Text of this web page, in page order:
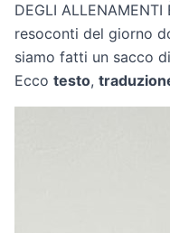
DEGLI ALLENAMENTI
resoconti del giorno
siamo fatti un sacco
Ecco testo,